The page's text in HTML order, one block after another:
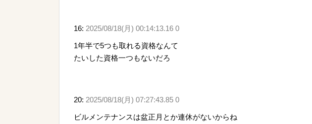
16: 2025/08/18(月) 00:14:13.16 0
1年半で5つも取れる資格なんて
たいした資格一つもないだろ
20: 2025/08/18(月) 07:27:43.85 0
ビルメンテナンスは盆正月とか連休がないからね